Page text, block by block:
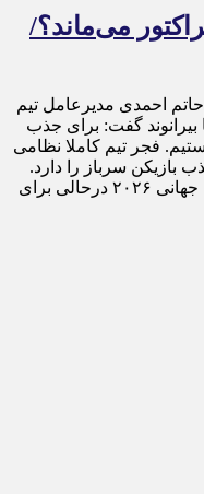
می‌ماند؟/
حاتم احمدی مدیرعامل تیم
گفت: برای جذب
فجر تیم کاملا نظامی
سهمیه جذب بازیکن سرباز را دارد.
علیرضا بیرانوند، بعد از درخشش در جام جهانی ۲۰۲۶ درحالی برای